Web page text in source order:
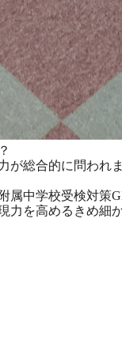
総合的に問われ
中学校受検対策
を高めるきめ細